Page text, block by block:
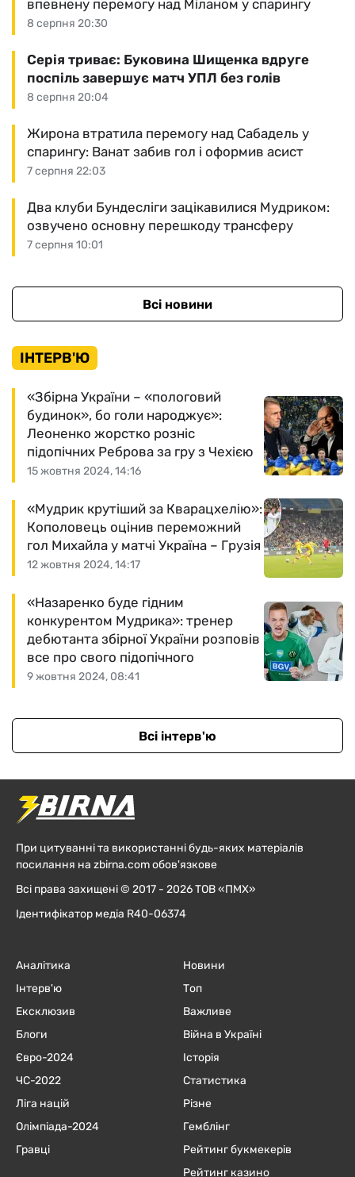
8 серпня 20:30
впевнену перемогу над Міланом у спарингу
8 серпня 20:04
Серія триває: Буковина Шищенка вдруге
поспіль завершує матч УПЛ без голів
7 серпня 22:03
Жирона втратила перемогу над Сабадель у
спарингу: Ванат забив гол і оформив асист
7 серпня 10:01
Два клуби Бундесліги зацікавилися Мудриком:
озвучено основну перешкоду трансферу
Всі новини
ІНТЕРВ'Ю
15 жовтня 2024, 14:16
«Збірна України – «пологовий
будинок», бо голи народжує»:
Леоненко жорстко розніс
підопічних Реброва за гру з Чехією
12 жовтня 2024, 14:17
«Мудрик крутіший за Кварацхелію»:
Кополовець оцінив переможний
гол Михайла у матчі Україна – Грузія
9 жовтня 2024, 08:41
«Назаренко буде гідним
конкурентом Мудрика»: тренер
дебютанта збірної України розповів
все про свого підопічного
Всі інтерв'ю
При цитуванні та використанні будь-яких матеріалів
посилання на zbirna.com обов'язкове
Всі права захищені © 2017 - 2026 ТОВ «ПМХ»
Ідентифікатор медіа R40-06374
Аналітика
Інтерв'ю
Ексклюзив
Блоги
Євро-2024
ЧC-2022
Ліга націй
Олімпіада-2024
Гравці
Новини
Топ
Важливе
Війна в Україні
Історія
Статистика
Різне
Гемблінг
Рейтинг букмекерів
Рейтинг казино